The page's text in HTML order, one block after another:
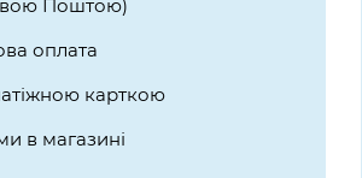
Поштою)
оплата
карткою
в магазині